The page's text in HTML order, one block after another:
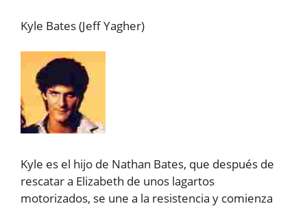
Kyle Bates (Jeff Yagher)
Kyle es el hijo de Nathan Bates, que después de
rescatar a Elizabeth de unos lagartos
motorizados, se une a la resistencia y comienza